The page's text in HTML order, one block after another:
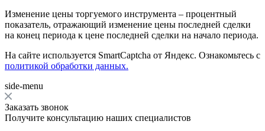
Изменение цены торгуемого инструмента – процентный
показатель, отражающий изменение цены последней сделки
на конец периода к цене последней сделки на начало периода.
На сайте используется SmartCaptcha от Яндекс. Ознакомьтесь с
политикой обработки данных.
side-menu
Заказать звонок
Получите консультацию наших специалистов